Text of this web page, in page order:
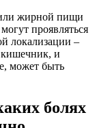
или жирной пищи
проявляться
локализации –
и
может быть
болях